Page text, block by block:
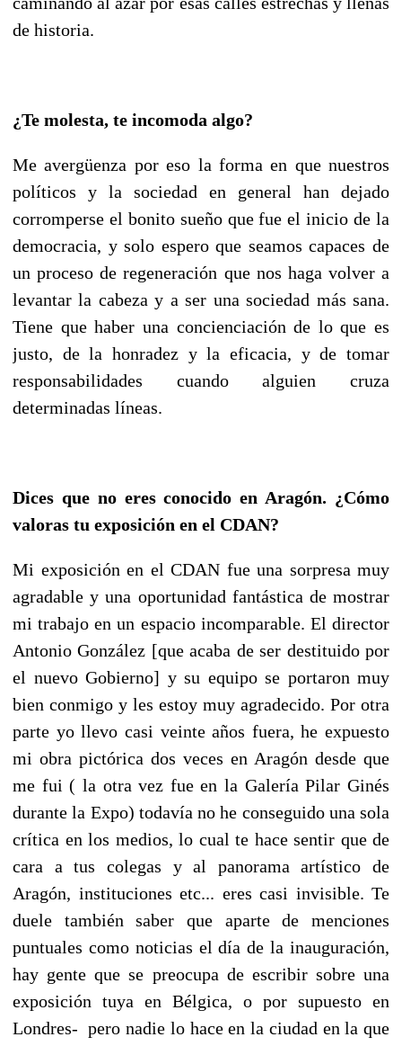
de historia.
¿Te molesta, te incomoda algo?
Me avergüenza por eso la forma en que nuestros
políticos y la sociedad en general han dejado
corromperse el bonito sueño que fue el inicio de la
democracia, y solo espero que seamos capaces de
un proceso de regeneración que nos haga volver a
levantar la cabeza y a ser una sociedad más sana.
Tiene que haber una concienciación de lo que es
justo, de la honradez y la eficacia, y de tomar
responsabilidades cuando alguien cruza
determinadas líneas.
Dices que no eres conocido en Aragón. ¿Cómo
valoras tu exposición en el CDAN?
Mi exposición en el CDAN fue una sorpresa muy
agradable y una oportunidad fantástica de mostrar
mi trabajo en un espacio incomparable. El director
Antonio González [que acaba de ser destituido por
el nuevo Gobierno] y su equipo se portaron muy
bien conmigo y les estoy muy agradecido. Por otra
parte yo llevo casi veinte años fuera, he expuesto
mi obra pictórica dos veces en Aragón desde que
me fui ( la otra vez fue en la Galería Pilar Ginés
durante la Expo) todavía no he conseguido una sola
crítica en los medios, lo cual te hace sentir que de
cara a tus colegas y al panorama artístico de
Aragón, instituciones etc... eres casi invisible. Te
duele también saber que aparte de menciones
puntuales como noticias el día de la inauguración,
hay gente que se preocupa de escribir sobre una
exposición tuya en Bélgica, o por supuesto en
Londres- pero nadie lo hace en la ciudad en la que